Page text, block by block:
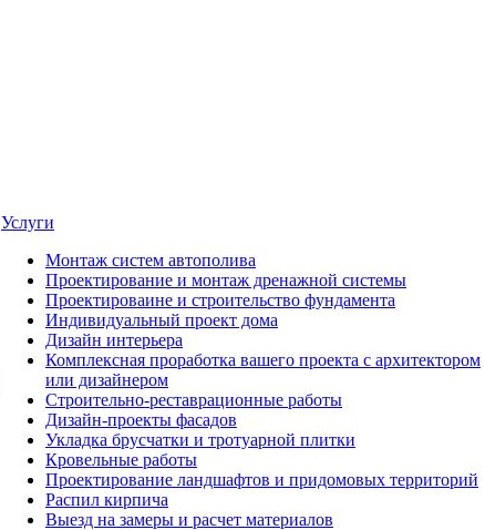
Услуги
Монтаж систем автополива
Проектирование и монтаж дренажной системы
Проектироваине и строительство фундамента
Индивидуальный проект дома
Дизайн интерьера
Комплексная проработка вашего проекта с архитектором
или дизайнером
Строительно-реставрационные работы
Дизайн-проекты фасадов
Укладка брусчатки и тротуарной плитки
Кровельные работы
Проектирование ландшафтов и придомовых территорий
Распил кирпича
Выезд на замеры и расчет материалов